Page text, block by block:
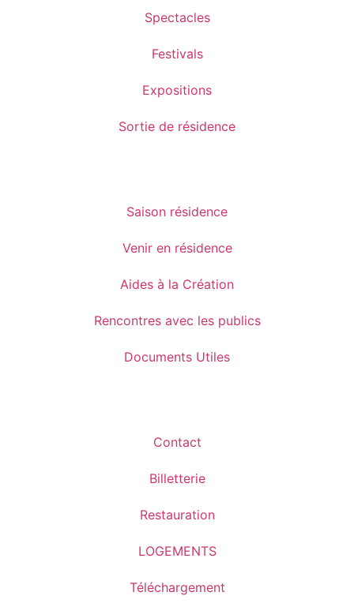
Spectacles
Festivals
Expositions
Sortie de résidence
Saison résidence
Venir en résidence
Aides à la Création
Rencontres avec les publics
Documents Utiles
Contact
Billetterie
Restauration
LOGEMENTS
Téléchargement